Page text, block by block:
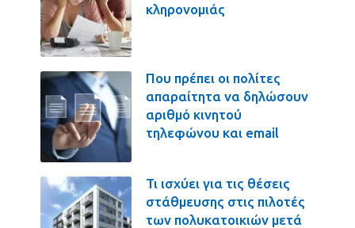
κληρονομιάς
Που πρέπει οι πολίτες
απαραίτητα να δηλώσουν
αριθμό κινητού
τηλεφώνου και email
Τι ισχύει για τις θέσεις
στάθμευσης στις πιλοτές
των πολυκατοικιών μετά